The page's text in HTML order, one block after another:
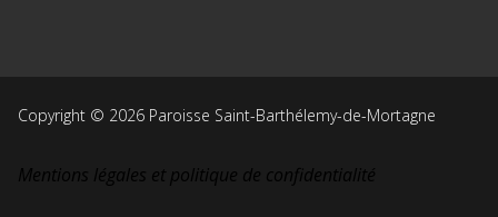
Copyright © 2026 Paroisse Saint-Barthélemy-de-Mortagne
Mentions légales et politique de confidentialité